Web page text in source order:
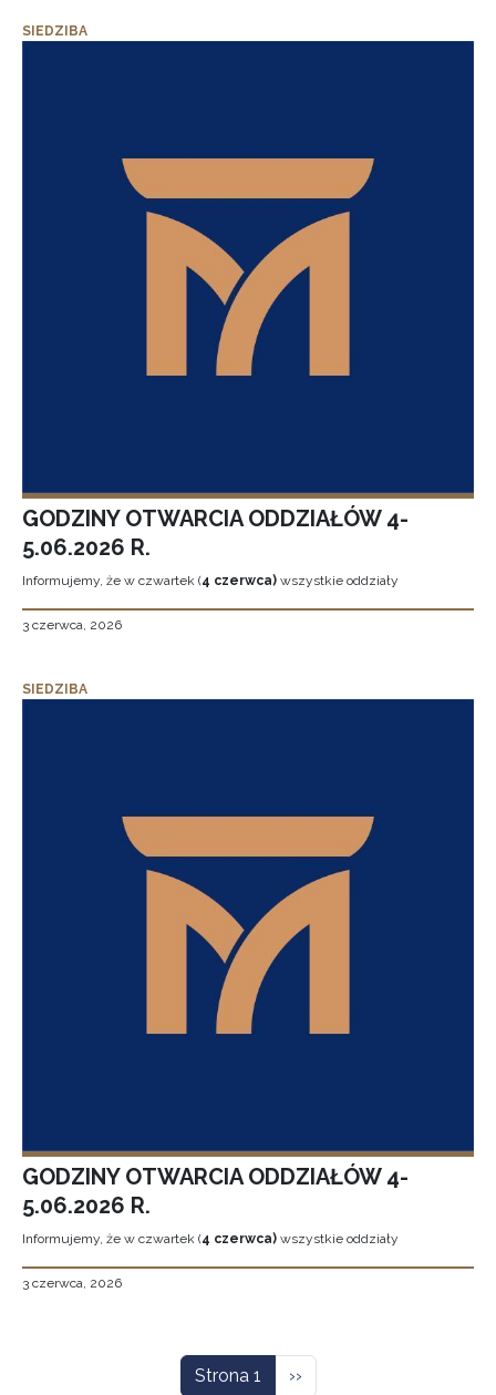
SIEDZIBA
GODZINY OTWARCIA ODDZIAŁÓW 4-
5.06.2026 R.
Informujemy, że w czwartek (4 czerwca) wszystkie oddziały
3 czerwca, 2026
SIEDZIBA
GODZINY OTWARCIA ODDZIAŁÓW 4-
5.06.2026 R.
Informujemy, że w czwartek (4 czerwca) wszystkie oddziały
3 czerwca, 2026
Strona 1 Następna strona
››